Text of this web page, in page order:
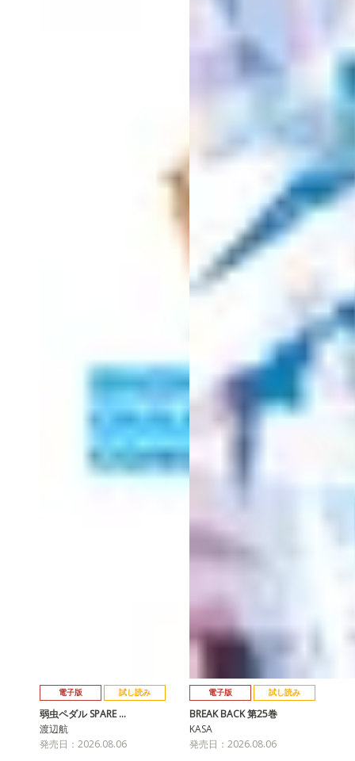
電子版 試し読み
弱虫ペダル SPARE …
渡辺航
発売日：2026.08.06
電子版 試し読み
BREAK BACK 第25巻
KASA
発売日：2026.08.06